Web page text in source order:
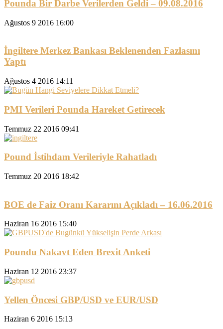
Pounda Bir Darbe Verilerden Geldi – 09.08.2016
Ağustos 9 2016 16:00
İngiltere Merkez Bankası Beklenenden Fazlasını
Yaptı
Ağustos 4 2016 14:11
PMI Verileri Pounda Hareket Getirecek
Temmuz 22 2016 09:41
Pound İstihdam Verileriyle Rahatladı
Temmuz 20 2016 18:42
BOE de Faiz Oranı Kararını Açıkladı – 16.06.2016
Haziran 16 2016 15:40
Poundu Nakavt Eden Brexit Anketi
Haziran 12 2016 23:37
Yellen Öncesi GBP/USD ve EUR/USD
Haziran 6 2016 15:13